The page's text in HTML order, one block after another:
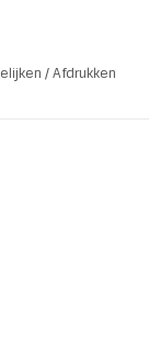
/Afdrukken